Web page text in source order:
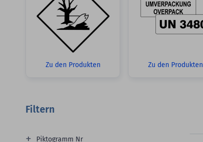
Zu den Produkten Zu den Produkten
Filtern
Piktogramm Nr